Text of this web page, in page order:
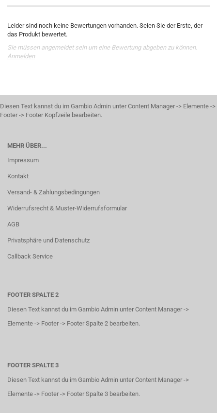
Leider sind noch keine Bewertungen vorhanden. Seien Sie der Erste, der
das Produkt bewertet.
Sie müssen angemeldet sein um eine Bewertung abgeben zu können.
Anmelden
Diesen Text kannst du im Gambio Admin unter Content Manager -> Elemente ->
Footer -> Footer Kopfzeile bearbeiten.
MEHR ÜBER...
Impressum
Kontakt
Versand- & Zahlungsbedingungen
Widerrufsrecht & Muster-Widerrufsformular
AGB
Privatsphäre und Datenschutz
Callback Service
FOOTER SPALTE 2
Diesen Text kannst du im Gambio Admin unter Content Manager ->
Elemente -> Footer -> Footer Spalte 2 bearbeiten.
FOOTER SPALTE 3
Diesen Text kannst du im Gambio Admin unter Content Manager ->
Elemente -> Footer -> Footer Spalte 3 bearbeiten.